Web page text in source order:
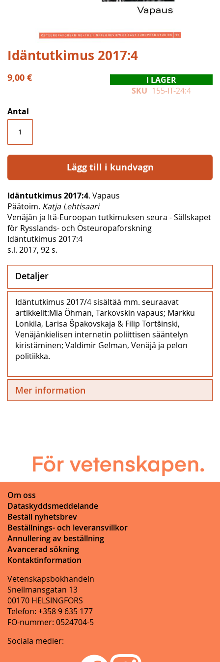
Hoppa
till
början
av
Idäntutkimus 2017:4
9,00 €
I LAGER
SKU 155-IT-24:4
Antal
Lägg till i kundvagn
Idäntutkimus 2017:4. Vapaus
Päätoim. Katja Lehtisaari
Venäjän ja Itä-Euroopan tutkimuksen seura - Sällskapet
för Rysslands- och Östeuropaforskning
Idäntutkimus 2017:4
s.l. 2017, 92 s.
Detaljer
Idäntutkimus 2017/4 sisältää mm. seuraavat
artikkelit:Mia Öhman, Tarkovskin vapaus; Markku
Lonkila, Larisa Špakovskaja & Filip Tortšinski,
Venäjänkielisen internetin poliittisen sääntelyn
kiristäminen; Valdimir Gelman, Venäjä ja pelon
politiikka.
Mer information
Om oss
Dataskyddsmeddelande
Beställ nyhetsbrev
Beställnings- och leveransvillkor
Annullering av beställning
Avancerad sökning
Kontaktinformation
Vetenskapsbokhandeln
Snellmansgatan 13
00170 HELSINGFORS
Telefon: +358 9 635 177
FO-nummer: 0524704-5
Sociala medier: